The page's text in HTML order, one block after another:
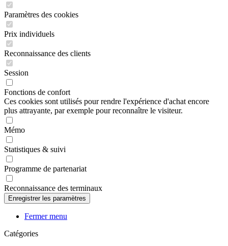
Paramètres des cookies
Prix individuels
Reconnaissance des clients
Session
Fonctions de confort
Ces cookies sont utilisés pour rendre l'expérience d'achat encore
plus attrayante, par exemple pour reconnaître le visiteur.
Mémo
Statistiques & suivi
Programme de partenariat
Reconnaissance des terminaux
Fermer menu
Catégories